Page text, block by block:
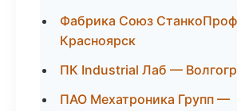
Фабрика Союз
Красноярск
ПК Industrial Лаб —
ПАО Мехатроника Групп —